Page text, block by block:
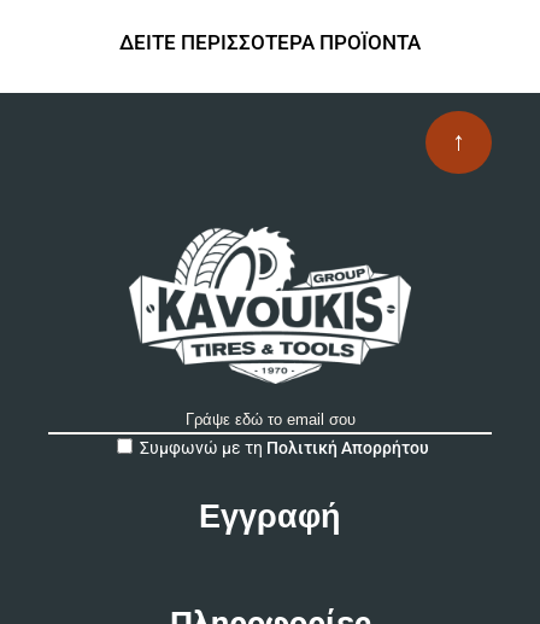
ΔΕΙΤΕ ΠΕΡΙΣΣΟΤΕΡΑ ΠΡΟΪΟΝΤΑ
↑
Συμφωνώ με τη Πολιτική Απορρήτου